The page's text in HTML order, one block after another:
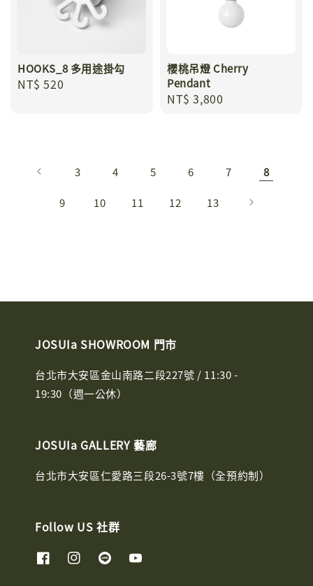
HOOKS_8 多用途掛勾
Regular
NT$ 520
櫻桃吊燈 Cherry
Pendant
Regular
NT$ 3,800
3 4 5 6 7 8
9 10 11 12 13
JOSUIa SHOWROOM 門市
台北市大安區金山南路二段227號 / 11:30 -
19:30（週一公休）
JOSUIa GALLERY 藝廊
台北市大安區仁愛路三段26-3號7樓（全預約制）
Follow US 社群